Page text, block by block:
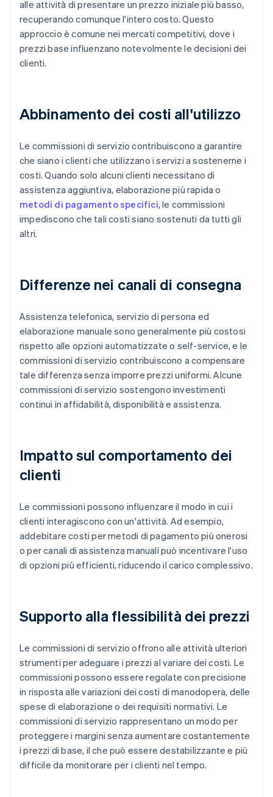
alle attività di presentare un prezzo iniziale più basso,
recuperando comunque l'intero costo. Questo
approccio è comune nei mercati competitivi, dove i
prezzi base influenzano notevolmente le decisioni dei
clienti.
Abbinamento dei costi all'utilizzo
Le commissioni di servizio contribuiscono a garantire
che siano i clienti che utilizzano i servizi a sostenerne i
costi. Quando solo alcuni clienti necessitano di
assistenza aggiuntiva, elaborazione più rapida o
metodi di pagamento specifici, le commissioni
impediscono che tali costi siano sostenuti da tutti gli
altri.
Differenze nei canali di consegna
Assistenza telefonica, servizio di persona ed
elaborazione manuale sono generalmente più costosi
rispetto alle opzioni automatizzate o self-service, e le
commissioni di servizio contribuiscono a compensare
tale differenza senza imporre prezzi uniformi. Alcune
commissioni di servizio sostengono investimenti
continui in affidabilità, disponibilità e assistenza.
Impatto sul comportamento dei
clienti
Le commissioni possono influenzare il modo in cui i
clienti interagiscono con un'attività. Ad esempio,
addebitare costi per metodi di pagamento più onerosi
o per canali di assistenza manuali può incentivare l'uso
di opzioni più efficienti, riducendo il carico complessivo.
Supporto alla flessibilità dei prezzi
Le commissioni di servizio offrono alle attività ulteriori
strumenti per adeguare i prezzi al variare dei costi. Le
commissioni possono essere regolate con precisione
in risposta alle variazioni dei costi di manodopera, delle
spese di elaborazione o dei requisiti normativi. Le
commissioni di servizio rappresentano un modo per
proteggere i margini senza aumentare costantemente
i prezzi di base, il che può essere destabilizzante e più
difficile da monitorare per i clienti nel tempo.